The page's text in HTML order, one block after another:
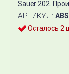
Sauer 202.
АРТИКУЛ:
Осталось 2